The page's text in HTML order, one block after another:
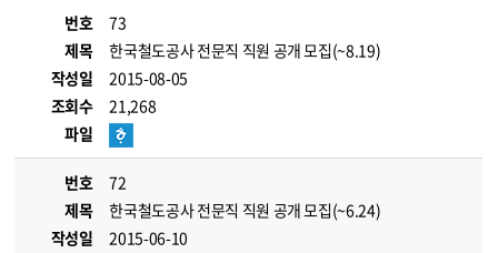
번호
73
제목
한국철도공사 전문직 직원 공개 모집(~8.19)
작성일
2015-08-05
조회수
21,268
파일
번호
72
제목
한국철도공사 전문직 직원 공개 모집(~6.24)
작성일
2015-06-10